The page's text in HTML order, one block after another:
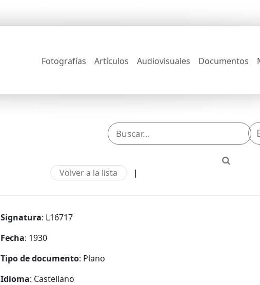
Fotografías Artículos Audiovisuales Documentos
Volver a la lista |
Signatura: L16717
Fecha: 1930
Tipo de documento: Plano
Idioma: Castellano